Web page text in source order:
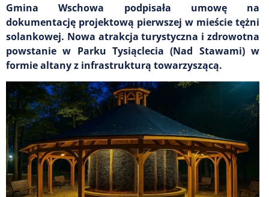
Gmina Wschowa podpisała umowę na
dokumentację projektową pierwszej w mieście tężni
solankowej. Nowa atrakcja turystyczna i zdrowotna
powstanie w Parku Tysiąclecia (Nad Stawami) w
formie altany z infrastrukturą towarzyszącą.